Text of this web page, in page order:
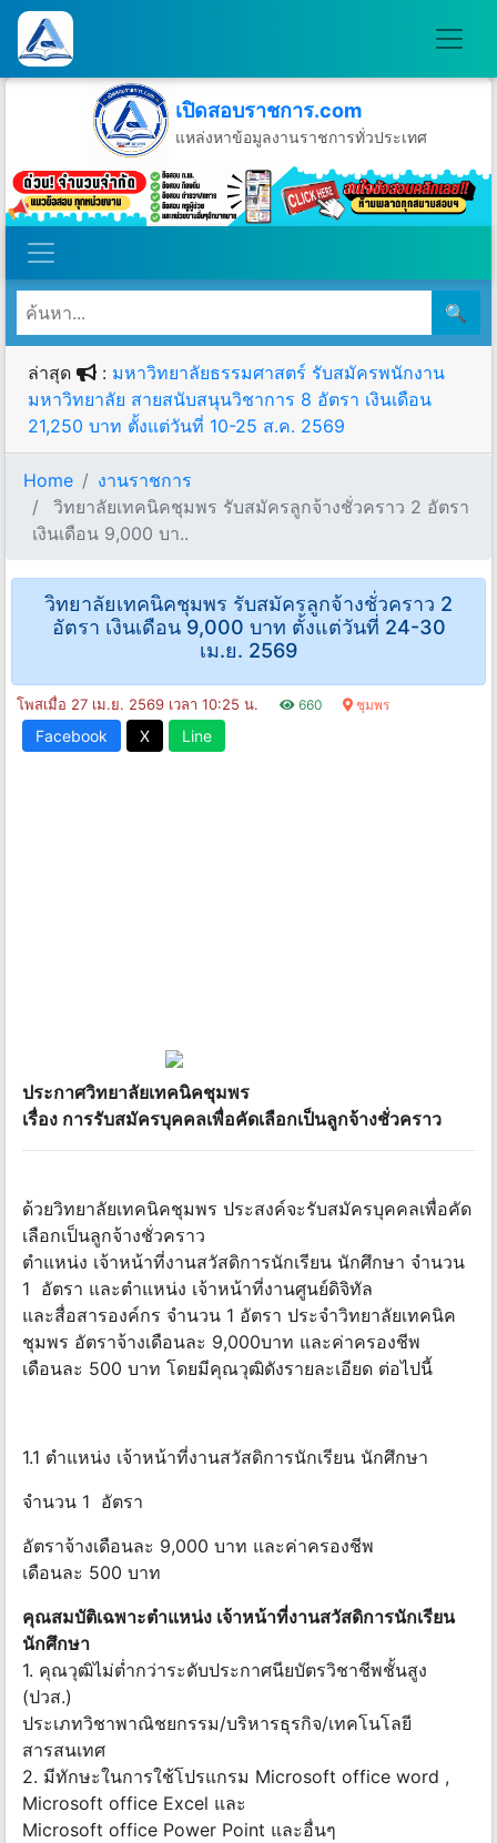
เปิดสอบราชการ.com
แหล่งหาข้อมูลงานราชการทั่วประเทศ
วันพฤหัสบดีที่ 6 เดือนสิงหาคม พ.ศ.2569
🔍
ล่าสุด : มหาวิทยาลัยธรรมศาสตร์ รับสมัครพนักงาน
มหาวิทยาลัย สายสนับสนุนวิชาการ 8 อัตรา เงินเดือน
21,250 บาท ตั้งแต่วันที่ 10-25 ส.ค. 2569
Home
งานราชการ
วิทยาลัยเทคนิคชุมพร รับสมัครลูกจ้างชั่วคราว 2 อัตรา
เงินเดือน 9,000 บา..
วิทยาลัยเทคนิคชุมพร รับสมัครลูกจ้างชั่วคราว 2
อัตรา เงินเดือน 9,000 บาท ตั้งแต่วันที่ 24-30
เม.ย. 2569
โพสเมื่อ 27 เม.ย. 2569 เวลา 10:25 น. 660 ชุมพร
Facebook X Line
ประกาศวิทยาลัยเทคนิคชุมพร
เรื่อง การรับสมัครบุคคลเพื่อคัดเลือกเป็นลูกจ้างชั่วคราว
ด้วยวิทยาลัยเทคนิคชุมพร ประสงค์จะรับสมัครบุคคลเพื่อคัด
เลือกเป็นลูกจ้างชั่วคราว
ตำแหน่ง เจ้าหน้าที่งานสวัสดิการนักเรียน นักศึกษา จำนวน
1 อัตรา และตำแหน่ง เจ้าหน้าที่งานศูนย์ดิจิทัล
และสื่อสารองค์กร จำนวน 1 อัตรา ประจำวิทยาลัยเทคนิค
ชุมพร อัตราจ้างเดือนละ 9,000บาท และค่าครองชีพ
เดือนละ 500 บาท โดยมีคุณวุฒิดังรายละเอียด ต่อไปนี้
1.1 ตำแหน่ง เจ้าหน้าที่งานสวัสดิการนักเรียน นักศึกษา
จำนวน 1 อัตรา
อัตราจ้างเดือนละ 9,000 บาท และค่าครองชีพ
เดือนละ 500 บาท
คุณสมบัติเฉพาะตำแหน่ง เจ้าหน้าที่งานสวัสดิการนักเรียน
นักศึกษา
1. คุณวุฒิไม่ต่ำกว่าระดับประกาศนียบัตรวิชาชีพชั้นสูง
(ปวส.)
ประเภทวิชาพาณิชยกรรม/บริหารธุรกิจ/เทคโนโลยี
สารสนเทศ
2. มีทักษะในการใช้โปรแกรม Microsoft office word ,
Microsoft office Excel และ
Microsoft office Power Point และอื่นๆ